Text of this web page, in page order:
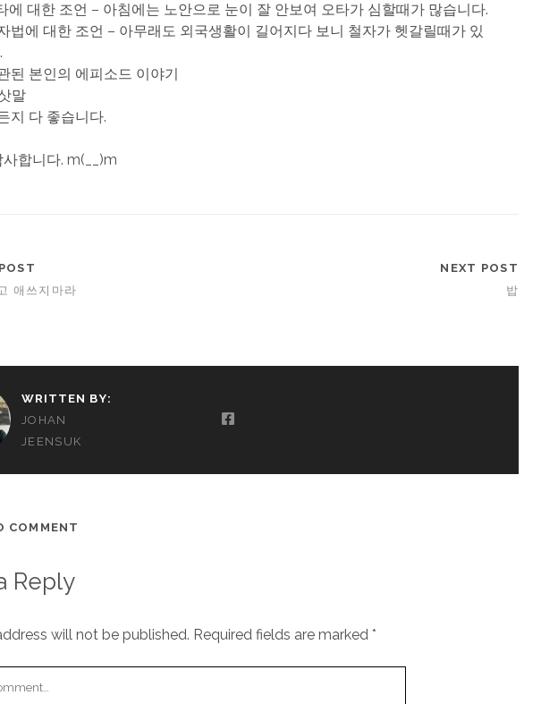
에 대한 조언 – 아침에는 노안으로 눈이 잘 안보여 오타가 심할때가 많습니다.
법에 대한 조언 – 아무래도 외국생활이 길어지다 보니 철자가 헷갈릴때가 있
된 본인의 에피소드 이야기
말
지 다 좋습니다.
사합니다. m(__)m
애쓰지마라
NEXT POST
밥
WRITTEN BY:
JOHAN
JEENSUK
COMMENT
Reply
will not be published. Required fields are marked *